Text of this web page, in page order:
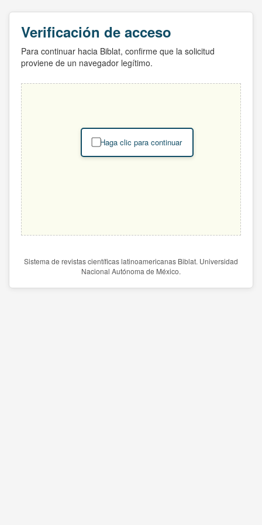
Verificación de acceso
Para continuar hacia Biblat, confirme que la solicitud
proviene de un navegador legítimo.
Haga clic para continuar
Sistema de revistas científicas latinoamericanas Biblat. Universidad
Nacional Autónoma de México.